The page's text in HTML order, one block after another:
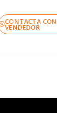
CONTACTA
VENDEDOR